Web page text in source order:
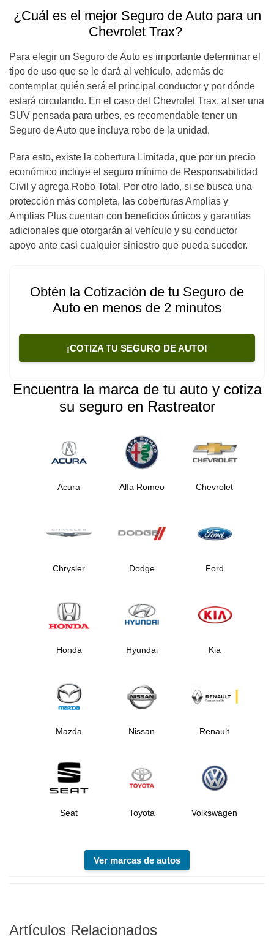
¿Cuál es el mejor Seguro de Auto para un
Chevrolet Trax?
Para elegir un Seguro de Auto es importante determinar el
tipo de uso que se le dará al vehículo, además de
contemplar quién será el principal conductor y por dónde
estará circulando. En el caso del Chevrolet Trax, al ser una
SUV pensada para urbes, es recomendable tener un
Seguro de Auto que incluya robo de la unidad.
Para esto, existe la cobertura Limitada, que por un precio
económico incluye el seguro mínimo de Responsabilidad
Civil y agrega Robo Total. Por otro lado, si se busca una
protección más completa, las coberturas Amplias y
Amplias Plus cuentan con beneficios únicos y garantías
adicionales que otorgarán al vehículo y su conductor
apoyo ante casi cualquier siniestro que pueda suceder.
Obtén la Cotización de tu Seguro de
Auto en menos de 2 minutos
¡COTIZA TU SEGURO DE AUTO!
Encuentra la marca de tu auto y cotiza
su seguro en Rastreator
Acura Alfa Romeo Chevrolet
Chrysler Dodge Ford
Honda Hyundai Kia
Mazda Nissan Renault
Seat Toyota Volkswagen
Ver marcas de autos
Artículos Relacionados